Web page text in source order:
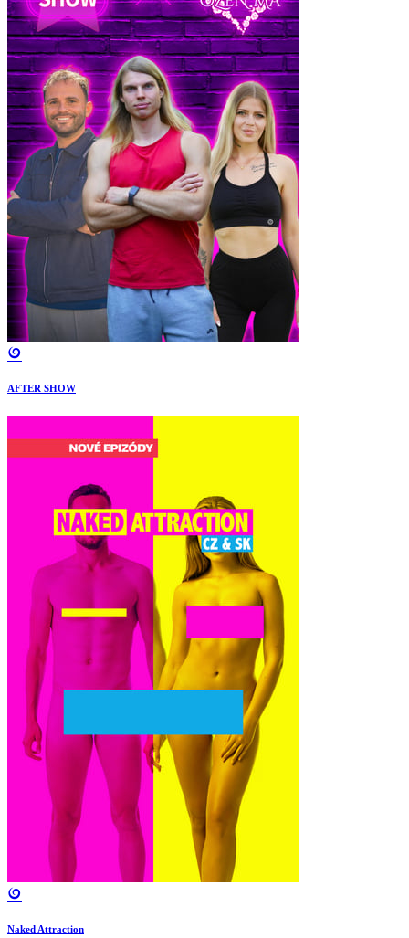
AFTER SHOW
Naked Attraction